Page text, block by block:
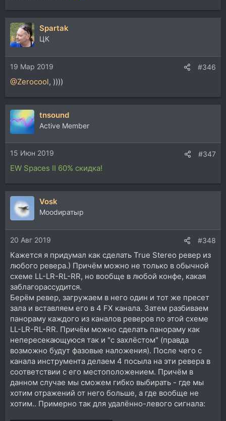
Spartak
ЦК
19 Мар 2019 #346
@Zerocool, ))))
tnsound
Active Member
15 Июн 2019 #347
EW Spaces II 60% скидка!
Vosk
Moodиратыр
20 Авг 2019 #348
Кажется я придумал как сделать True Stereo ревер из
любого ревера.) Причём можно не только в обычной
схеме LL-LR-RL-RR, но вообще в любой конфе, какая
заблагорассудится.
Берём ревер, загружаем в него один и тот же пресет
зала и вставляем его в 4 FX канала. Затем разбиваем
панораму каждого из каналов реверов по этой схеме
LL-LR-RL-RR. Причём можно сделать панораму как
непересекающуюся так и "с захлёстом" (правда
возможно будут фазовые наложения). После чего с
канала инструмента делаем 4 посыла на эти ревера в
соответствии с его местоположением. Причём в
данном случае мы сможем гибко выбирать - где мы
хотим отражений от него больше, а где вообще не
хотим.. Примерно так для удалённо-левого сигнала: